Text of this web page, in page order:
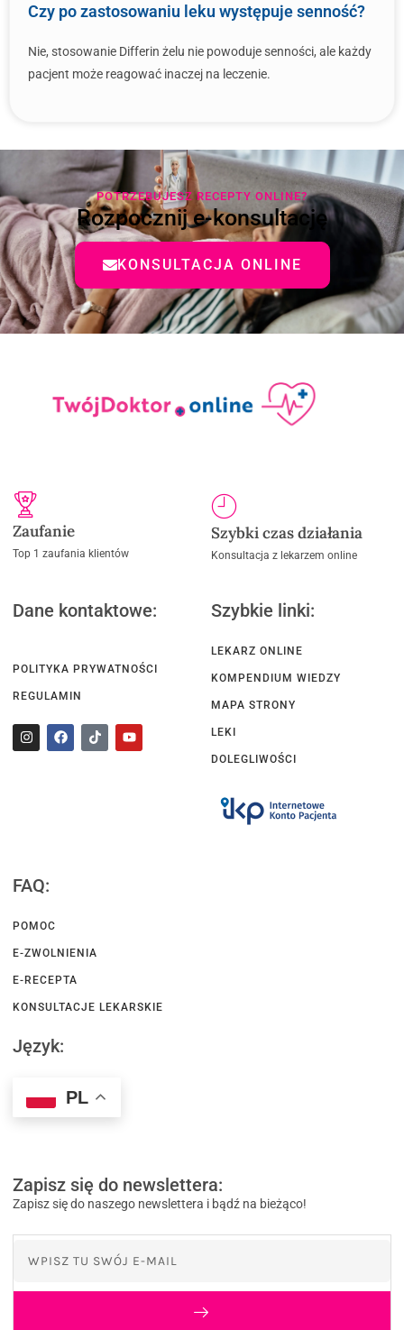
Czy po zastosowaniu leku występuje senność?
Nie, stosowanie Differin żelu nie powoduje senności, ale każdy
pacjent może reagować inaczej na leczenie.
POTRZEBUJESZ RECEPTY ONLINE?
Rozpocznij e-konsultację
KONSULTACJA ONLINE
Zaufanie
Top 1 zaufania klientów
Szybki czas działania
Konsultacja z lekarzem online
Dane kontaktowe:
POLITYKA PRYWATNOŚCI
REGULAMIN
Szybkie linki:
LEKARZ ONLINE
KOMPENDIUM WIEDZY
MAPA STRONY
LEKI
DOLEGLIWOŚCI
FAQ:
POMOC
E-ZWOLNIENIA
E-RECEPTA
KONSULTACJE LEKARSKIE
Język:
PL
Zapisz się do newslettera:
Zapisz się do naszego newslettera i bądź na bieżąco!